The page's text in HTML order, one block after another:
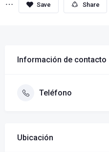
Share
Información de contacto
Teléfono
Ubicación